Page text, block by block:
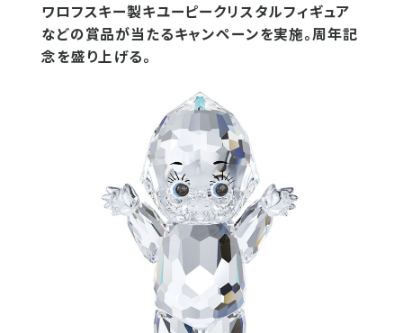
ワロフスキー製キユーピークリスタルフィギュア
などの賞品が当たるキャンペーンを実施。周年記
念を盛り上げる。